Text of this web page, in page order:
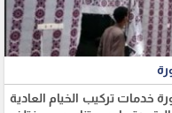
خدمات تركيب الخيام العادية